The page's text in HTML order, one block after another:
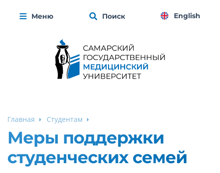
Меню Поиск English
Главная Студентам
Меры поддержки
студенческих семей